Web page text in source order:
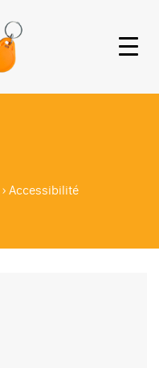
› Accessibilité